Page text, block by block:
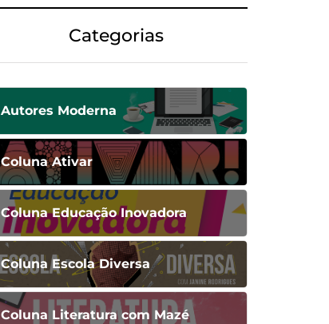
Categorias
Autores Moderna
Coluna Ativar
Coluna Educação Inovadora
Coluna Escola Diversa
Coluna Literatura com Mazé